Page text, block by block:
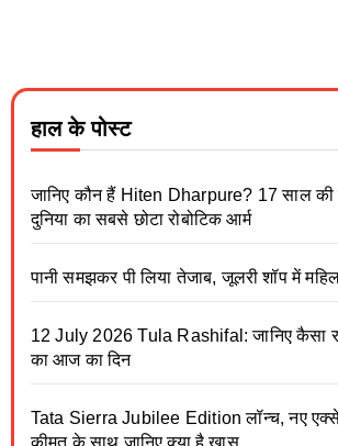
हाल के पोस्ट
जानिए कौन हैं Hiten Dharpure? 17 साल की
दुनिया का सबसे छोटा रोबोटिक आर्म
पानी समझकर पी लिया तेजाब, जूलरी शॉप में
12 July 2026 Tula Rashifal: जानिए कैसा
का आज का दिन
Tata Sierra Jubilee Edition लॉन्च, नए